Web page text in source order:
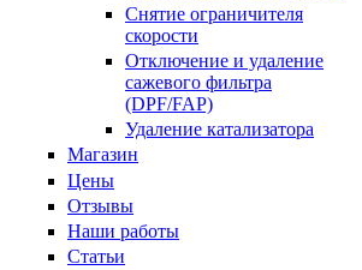
Снятие ограничителя
скорости
Отключение и удаление
сажевого фильтра
(DPF/FAP)
Удаление катализатора
Магазин
Цены
Отзывы
Наши работы
Статьи